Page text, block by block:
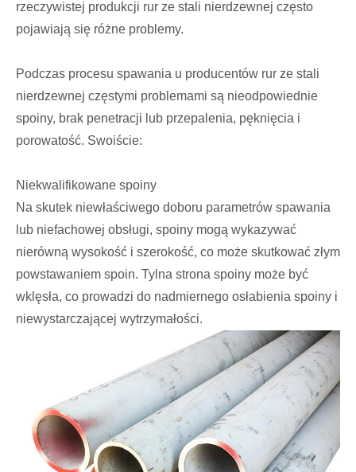
rzeczywistej produkcji rur ze stali nierdzewnej często
pojawiają się różne problemy.
Podczas procesu spawania u producentów rur ze stali
nierdzewnej częstymi problemami są nieodpowiednie
spoiny, brak penetracji lub przepalenia, pęknięcia i
porowatość. Swoiście:
Niekwalifikowane spoiny
Na skutek niewłaściwego doboru parametrów spawania
lub niefachowej obsługi, spoiny mogą wykazywać
nierówną wysokość i szerokość, co może skutkować złym
powstawaniem spoin. Tylna strona spoiny może być
wklęsła, co prowadzi do nadmiernego osłabienia spoiny i
niewystarczającej wytrzymałości.